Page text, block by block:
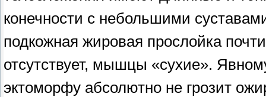
конечности с небольшими
подкожная жировая прослойка почти
отсутствует, мышцы «сухие».
эктоморфу абсолютно не грозит